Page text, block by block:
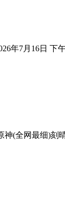
年7月16日 下
(全网最细)刻